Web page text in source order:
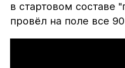
в стартовом составе
провёл на поле все